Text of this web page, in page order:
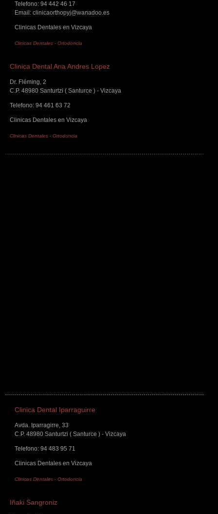
Telefono: 94 442 46 17
Email: clinicaorthopyj@wanadoo.es
Clinicas Dentales en Vizcaya
Clinicas Dentales - Ortodoncia
Clinica Dental Ana Andres Lopez
Dr. Fléming, 2
C.P. 48980 Santurtzi ( Santurce ) - Vizcaya
Telefono: 94 461 63 72
Clinicas Dentales en Vizcaya
Clinicas Dentales - Ortodoncia
Clinica Dental Iparraguirre
Avda. Iparragirre, 33
C.P. 48980 Santurtzi ( Santurce ) - Vizcaya
Telefono: 94 483 95 71
Clinicas Dentales en Vizcaya
Clinicas Dentales - Ortodoncia
Iñaki Sangroniz